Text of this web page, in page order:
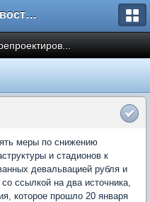
Форум Новостройки
меры по снижению
и стадионов к
девальвацией рубля и
ссылкой на два источника,
которое прошло 20 января